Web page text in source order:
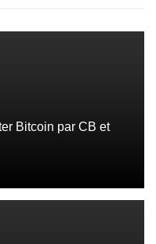
Bitcoin par CB et